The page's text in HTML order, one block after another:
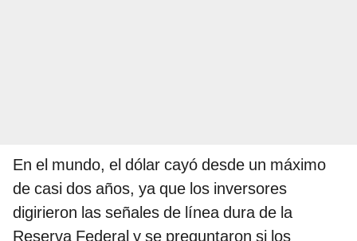
En el mundo, el dólar cayó desde un máximo
de casi dos años, ya que los inversores
digirieron las señales de línea dura de la
Reserva Federal y se preguntaron si los